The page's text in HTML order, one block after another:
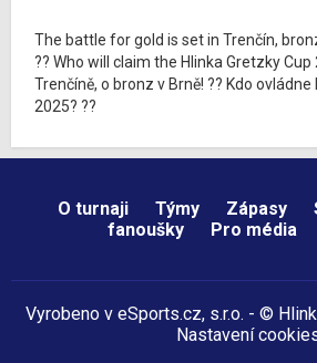
The battle for gold is set in Trenčín,
?? Who will claim the Hlinka Gretzky
Trenčíně, o bronz v Brně! ?? Kdo ovládne
2025? ??
O turnaji Týmy Zápasy
fanoušky
Pro média
Vyrobeno v eSports.cz, s.r.o. - ©
Nastavení